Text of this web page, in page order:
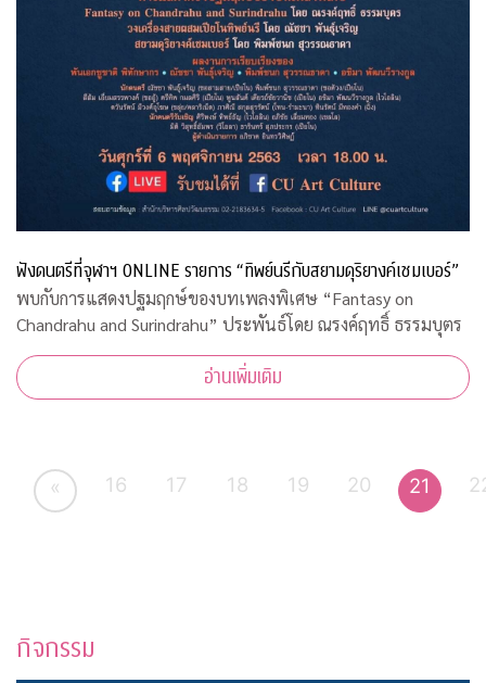
ฟังดนตรีที่จุฬาฯ ONLINE รายการ “ทิพย์นรีกับสยามดุริยางค์เชมเบอร์”
พบกับการแสดงปฐมฤกษ์ของบทเพลงพิเศษ “Fantasy on
Chandrahu and Surindrahu” ประพันธ์โดย ณรงค์ฤทธิ์ ธรรมบุตร
อ่านเพิ่มเติม
« 16 17 18 19 20 21
กิจกรรม